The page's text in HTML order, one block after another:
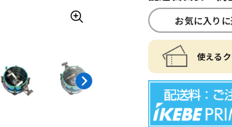
お気に入り
使える